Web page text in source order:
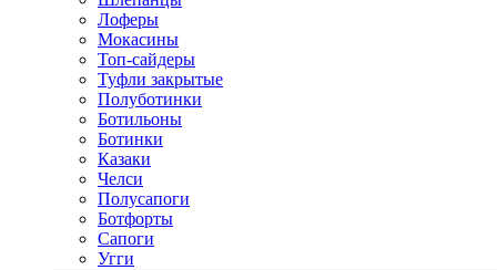
Лоферы
Мокасины
Топ-сайдеры
Туфли закрытые
Полуботинки
Ботильоны
Ботинки
Казаки
Челси
Полусапоги
Ботфорты
Сапоги
Угги